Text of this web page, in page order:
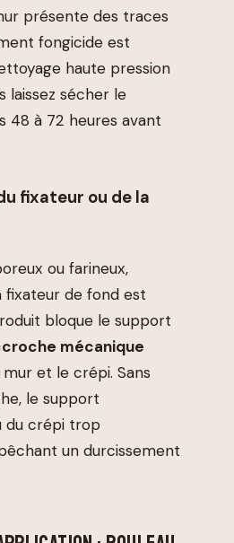
présente des traces
fongicide est
haute pression
laissez sécher le
48 à 72 heures avant
fixateur ou de la
ou farineux,
fixateur de fond est
bloque le support
mécanique
et le crépi. Sans
le support
du crépi trop
un durcissement